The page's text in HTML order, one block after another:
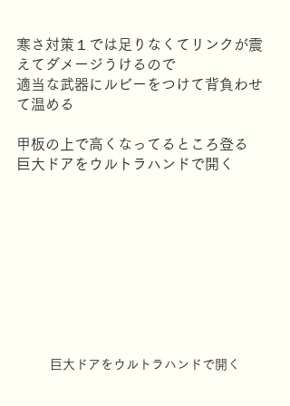
寒さ対策１では足りなくてリンクが震
えてダメージうけるので
適当な武器にルビーをつけて背負わせ
て温める
甲板の上で高くなってるところ登る
巨大ドアをウルトラハンドで開く
巨大ドアをウルトラハンドで開く